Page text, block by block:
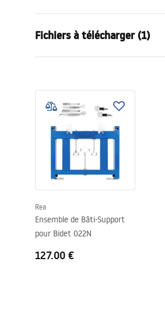
Modèle
Profondeur d'installation minimale
Garantie
Fichiers à télécharger (1)
rea_zestaw_podtynkowy.pdf
Rea
Ensemble de Bâti-Support
pour Bidet 022N
127.00 €